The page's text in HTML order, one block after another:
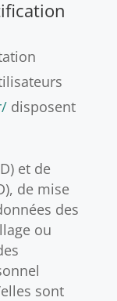
disposent
et de
de mise
des
ou
sont